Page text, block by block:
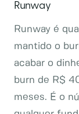
Runway
Runway é
mantido o
acabar o
burn de R$
meses. É o